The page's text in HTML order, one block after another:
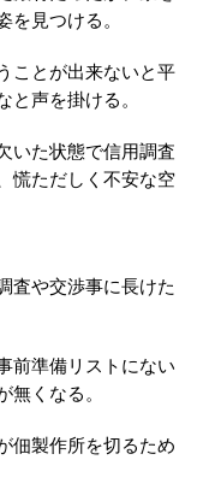
を見つける。
ことが出来ないと平
と声を掛ける。
いた状態で信用調査
慌ただしく不安な空
査や交渉事に長けた
前準備リストにない
無くなる。
佃製作所を切るため